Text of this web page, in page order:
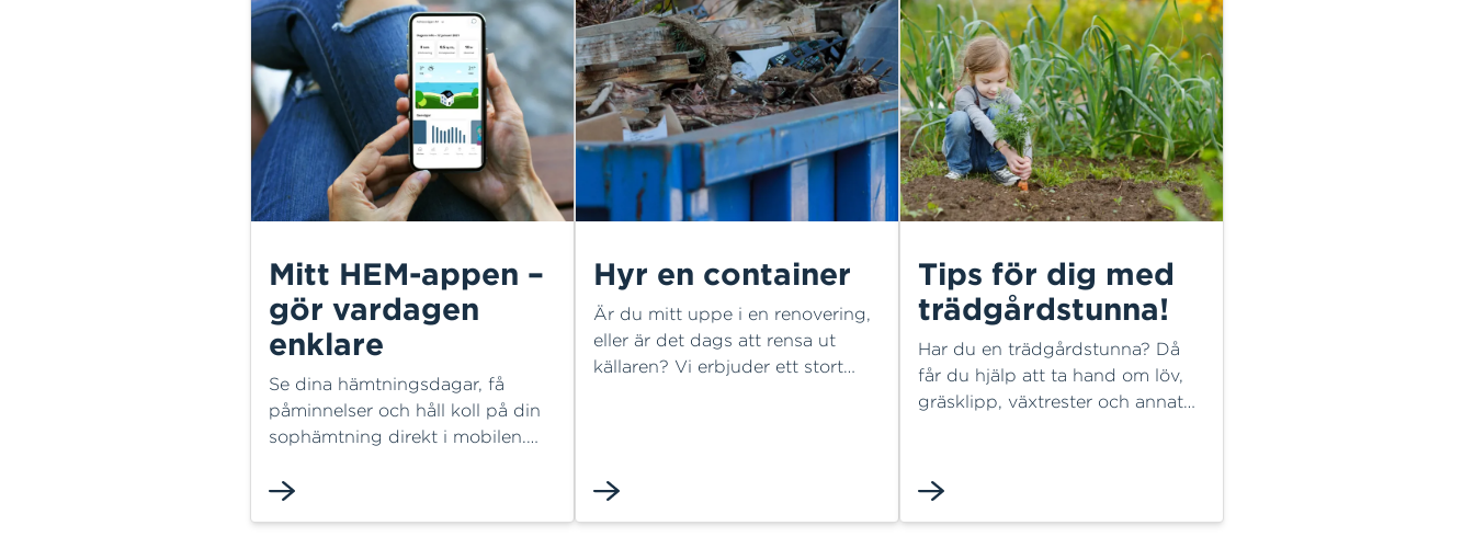
Mitt HEM-appen –
gör vardagen
enklare
Se dina hämtningsdagar, få
påminnelser och håll koll på din
sophämtning direkt i mobilen.
din energianvändning på ett
Hyr en container
Är du mitt uppe i en renovering,
eller är det dags att rensa ut
källaren? Vi erbjuder ett stort
Tips för dig med
trädgårdstunna!
Har du en trädgårdstunna? Då
får du hjälp att ta hand om löv,
gräsklipp, växtrester och annat
information om vad som får
läggas i tunnan, vad som